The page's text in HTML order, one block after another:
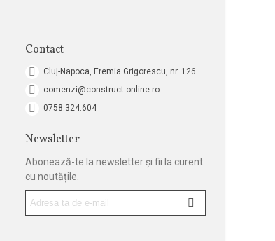
Contact
Cluj-Napoca, Eremia Grigorescu, nr. 126
comenzi@construct-online.ro
0758.324.604
Newsletter
Abonează-te la newsletter și fii la curent
cu noutățile.